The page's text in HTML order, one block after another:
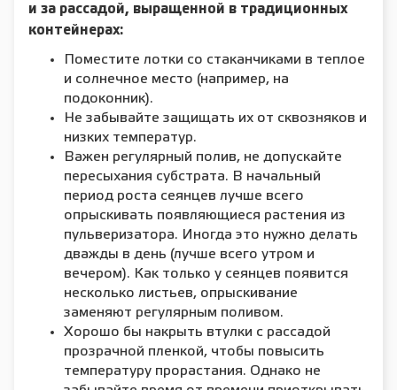
и за рассадой, выращенной в традиционных
контейнерах:
Поместите лотки со стаканчиками в теплое
и солнечное место (например, на
подоконник).
Не забывайте защищать их от сквозняков и
низких температур.
Важен регулярный полив, не допускайте
пересыхания субстрата. В начальный
период роста сеянцев лучше всего
опрыскивать появляющиеся растения из
пульверизатора. Иногда это нужно делать
дважды в день (лучше всего утром и
вечером). Как только у сеянцев появится
несколько листьев, опрыскивание
заменяют регулярным поливом.
Хорошо бы накрыть втулки с рассадой
прозрачной пленкой, чтобы повысить
температуру прорастания. Однако не